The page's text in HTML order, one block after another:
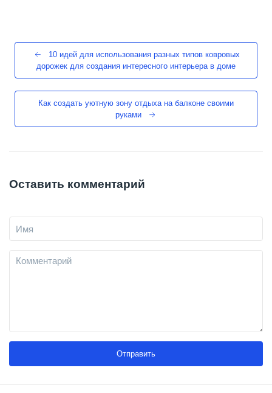
10 идей для использования разных типов ковровых
дорожек для создания интересного интерьера в доме
Как создать уютную зону отдыха на балконе своими
руками
Оставить комментарий
Отправить